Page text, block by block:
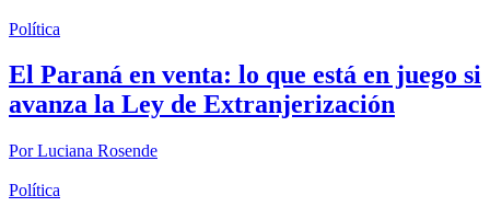
Política
El Paraná en venta: lo que está en juego si
avanza la Ley de Extranjerización
PorLuciana Rosende
Política